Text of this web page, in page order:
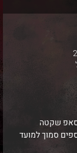
שקטה
סמוך למועד